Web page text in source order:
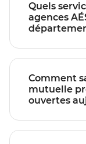
Quels
agences AÉSIO mutuelle du
Comment
mutuelle